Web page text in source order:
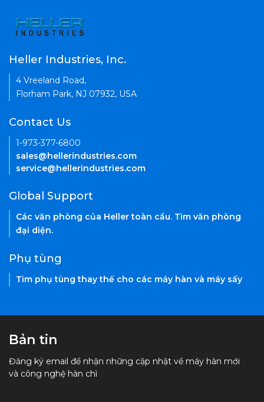
Heller Industries, Inc.
4 Vreeland Road,
Florham Park, NJ 07932, USA
Contact Us
1-973-377-6800
sales@hellerindustries.com
service@hellerindustries.com
Global Support
Các văn phòng của Heller toàn cầu. Tìm văn phòng
đại diện.
Phụ tùng
Tìm phụ tùng thay thế cho các máy hàn và máy sấy
Bản tin
Đăng ký email để nhận những cập nhật về máy hàn mới
và công nghệ hàn chì